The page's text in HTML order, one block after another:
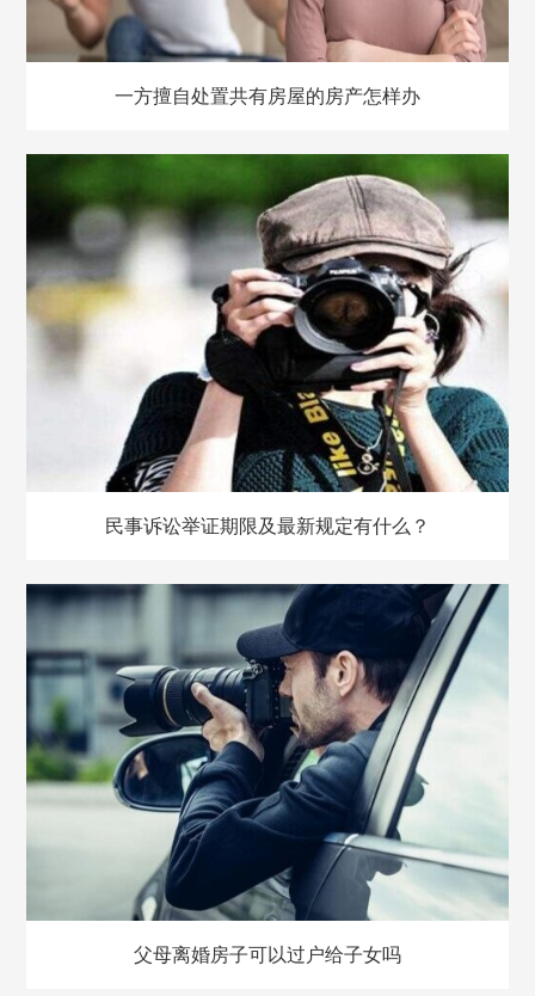
一方擅自处置共有房屋的房产怎样办
民事诉讼举证期限及最新规定有什么？
父母离婚房子可以过户给子女吗